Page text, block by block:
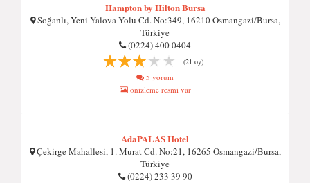
Hampton by Hilton Bursa
Soğanlı, Yeni Yalova Yolu Cd. No:349, 16210 Osmangazi/Bursa,
Türkiye
(0224) 400 0404
(21 oy)
5 yorum
önizleme resmi var
AdaPALAS Hotel
Çekirge Mahallesi, 1. Murat Cd. No:21, 16265 Osmangazi/Bursa,
Türkiye
(0224) 233 39 90